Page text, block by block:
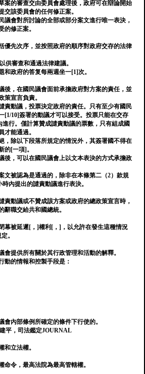
案的審查交由委員會處理後，政府可在辯論開始
交該委員會的任何修正案。
議會對所討論的全部或部分案文進行唯一表決，
的修正案。
優先次序，並按照政府的順序對政府交存的法律
供審查和通過法律建議。
和政府的答复每兩週坐一[1]次。
後，在國民議會面前承擔政府對方案的責任，並
策宣言負責。
責動議，投票決定政府的責任。只有至少有國民
[1/10]簽署的動議才可以接受。投票只能在交存
進行。僅計算贊成譴責動議的票數，只有組成國
才能通過。
，除以下段落所規定的情況外，其簽署國不得在
的[一項]。
後，可以在國民議會上以文本表決的方式承擔政
文被認為是通過的，除非在本條第二（2）款規
內提出的譴責動議進行表決。
責動議或不贊成該方案或政府的總政策宣言時，
辭職交給共和國總統。
幕被延遲[，]權利[，]，以允許在發生這種情況
。
會提供所有關於其行政管理和活動的解釋。
動的情報和控製手段是：
會內部條例所確定的條件下行使的。
平，司法鑑定JOURNAL
和立法權。
命令，最高法院為最高管轄權。